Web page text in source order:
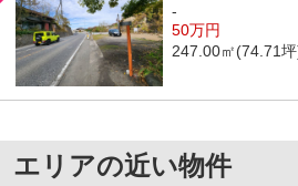
-
50万円
247.00㎡(74.71
エリアの近い物件